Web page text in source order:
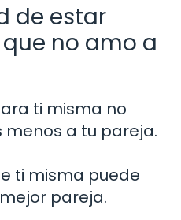
de estar
no amo a
ti misma no
a tu pareja.
ti misma puede
pareja.